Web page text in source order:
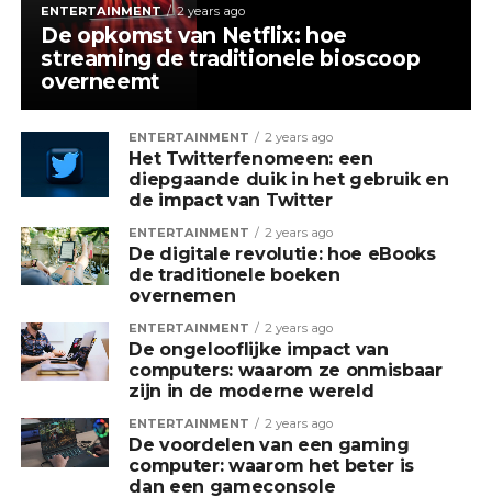
ENTERTAINMENT 2 years ago
De opkomst van Netflix: hoe
streaming de traditionele bioscoop
overneemt
ENTERTAINMENT 2 years ago
Het Twitterfenomeen: een
diepgaande duik in het gebruik en
de impact van Twitter
ENTERTAINMENT 2 years ago
De digitale revolutie: hoe eBooks
de traditionele boeken
overnemen
ENTERTAINMENT 2 years ago
De ongelooflijke impact van
computers: waarom ze onmisbaar
zijn in de moderne wereld
ENTERTAINMENT 2 years ago
De voordelen van een gaming
computer: waarom het beter is
dan een gameconsole